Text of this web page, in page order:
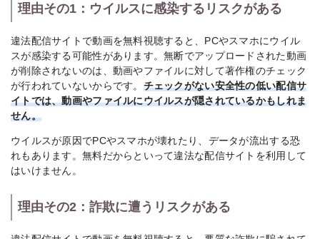
理由その1：ウイルスに感染するリスクがある
違法配信サイトで動画を無料視聴すると、PCやスマホにウイル
スが感染する可能性があります。無断でアップロードされた動画
が削除されないのは、動画やファイルに対して著作権のチェック
が行われていないからです。 チェックがない安全性の低い配信サ
イトでは、動画やファイルにウイルスが隠されているかもしれま
せん。
ウイルスが原因でPCやスマホが壊れたり、データが流出する恐
れもあります。無料だからといって違法な配信サイトを利用して
はいけません。
理由その2：詐欺に遭うリスクがある